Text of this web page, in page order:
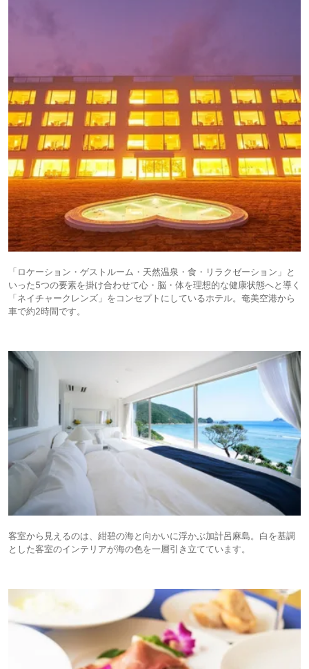
「ロケーション・ゲストルーム・天然温泉・食・リラクゼーション」と
いった5つの要素を掛け合わせて心・脳・体を理想的な健康状態へと導く
「ネイチャークレンズ」をコンセプトにしているホテル。奄美空港から
車で約2時間です。
客室から見えるのは、紺碧の海と向かいに浮かぶ加計呂麻島。白を基調
とした客室のインテリアが海の色を一層引き立てています。